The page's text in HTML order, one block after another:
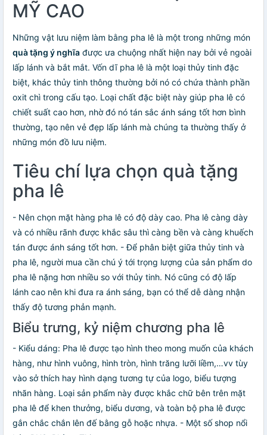
MỸ CAO
Những vật lưu niệm làm bằng pha lê là một trong những món
quà tặng ý nghĩa được ưa chuộng nhất hiện nay bởi vẻ ngoài
lấp lánh và bắt mắt. Vốn dĩ pha lê là một loại thủy tinh đặc
biệt, khác thủy tinh thông thường bởi nó có chứa thành phần
oxit chì trong cấu tạo. Loại chất đặc biệt này giúp pha lê có
chiết suất cao hơn, nhờ đó nó tán sắc ánh sáng tốt hơn bình
thường, tạo nên vẻ đẹp lấp lánh mà chúng ta thường thấy ở
những món đồ lưu niệm.
Tiêu chí lựa chọn quà tặng
pha lê
- Nên chọn mặt hàng pha lê có độ dày cao. Pha lê càng dày
và có nhiều rãnh được khắc sâu thì càng bền và càng khuếch
tán được ánh sáng tốt hơn. - Để phân biệt giữa thủy tinh và
pha lê, người mua cần chú ý tới trọng lượng của sản phẩm do
pha lê nặng hơn nhiều so với thủy tinh. Nó cũng có độ lấp
lánh cao nên khi đưa ra ánh sáng, bạn có thể dễ dàng nhận
thấy độ tương phản mạnh.
Biểu trưng, kỷ niệm chương pha lê
- Kiểu dáng: Pha lê được tạo hình theo mong muốn của khách
hàng, như hình vuông, hình tròn, hình trăng lưỡi liềm,…vv tùy
vào sở thích hay hình dạng tương tự của logo, biểu tượng
nhãn hàng. Loại sản phẩm này được khắc chữ bên trên mặt
pha lê để khen thưởng, biểu dương, và toàn bộ pha lê được
gắn chắc chắn lên đế bằng gỗ hoặc nhựa. - Một số shop nổi